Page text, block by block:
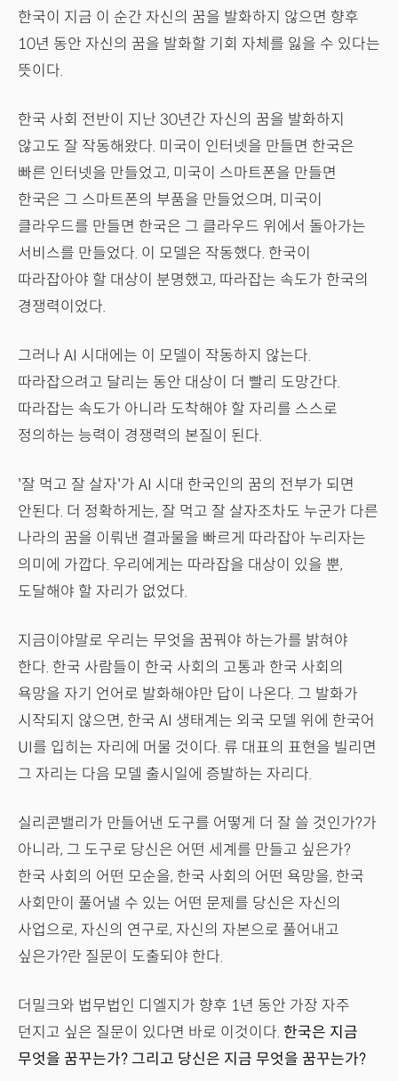
한국이 지금 이 순간 자신의 꿈을 발화하지 않으면 향후
10년 동안 자신의 꿈을 발화할 기회 자체를 잃을 수 있다는
뜻이다.
한국 사회 전반이 지난 30년간 자신의 꿈을 발화하지
않고도 잘 작동해왔다. 미국이 인터넷을 만들면 한국은
빠른 인터넷을 만들었고, 미국이 스마트폰을 만들면
한국은 그 스마트폰의 부품을 만들었으며, 미국이
클라우드를 만들면 한국은 그 클라우드 위에서 돌아가는
서비스를 만들었다. 이 모델은 작동했다. 한국이
따라잡아야 할 대상이 분명했고, 따라잡는 속도가 한국의
경쟁력이었다.
그러나 AI 시대에는 이 모델이 작동하지 않는다.
따라잡으려고 달리는 동안 대상이 더 빨리 도망간다.
따라잡는 속도가 아니라 도착해야 할 자리를 스스로
정의하는 능력이 경쟁력의 본질이 된다.
'잘 먹고 잘 살자'가 AI 시대 한국인의 꿈의 전부가 되면
안된다. 더 정확하게는, 잘 먹고 잘 살자조차도 누군가 다른
나라의 꿈을 이뤄낸 결과물을 빠르게 따라잡아 누리자는
의미에 가깝다. 우리에게는 따라잡을 대상이 있을 뿐,
도달해야 할 자리가 없었다.
지금이야말로 우리는 무엇을 꿈꿔야 하는가를 밝혀야
한다. 한국 사람들이 한국 사회의 고통과 한국 사회의
욕망을 자기 언어로 발화해야만 답이 나온다. 그 발화가
시작되지 않으면, 한국 AI 생태계는 외국 모델 위에 한국어
UI를 입히는 자리에 머물 것이다. 류 대표의 표현을 빌리면
그 자리는 다음 모델 출시일에 증발하는 자리다.
실리콘밸리가 만들어낸 도구를 어떻게 더 잘 쓸 것인가?가
아니라, 그 도구로 당신은 어떤 세계를 만들고 싶은가?
한국 사회의 어떤 모순을, 한국 사회의 어떤 욕망을, 한국
사회만이 풀어낼 수 있는 어떤 문제를 당신은 자신의
사업으로, 자신의 연구로, 자신의 자본으로 풀어내고
싶은가?란 질문이 도출되야 한다.
더밀크와 법무법인 디엘지가 향후 1년 동안 가장 자주
던지고 싶은 질문이 있다면 바로 이것이다. 한국은 지금
무엇을 꿈꾸는가? 그리고 당신은 지금 무엇을 꿈꾸는가?